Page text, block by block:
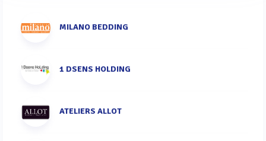
MILANO BEDDING
1 DSENS HOLDING
ATELIERS ALLOT